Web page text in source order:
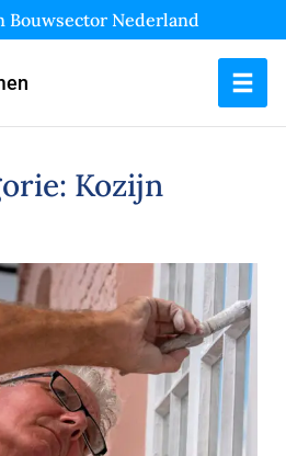
Bouwsector Nederland
Kozijn